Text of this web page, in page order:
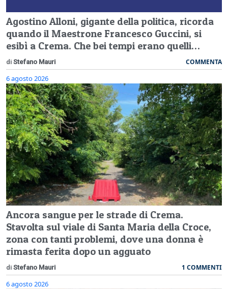
Agostino Alloni, gigante della politica, ricorda
quando il Maestrone Francesco Guccini, si
esibì a Crema. Che bei tempi erano quelli…
di Stefano Mauri COMMENTA
6 agosto 2026
Ancora sangue per le strade di Crema.
Stavolta sul viale di Santa Maria della Croce,
zona con tanti problemi, dove una donna è
rimasta ferita dopo un agguato
di Stefano Mauri 1 COMMENTI
6 agosto 2026